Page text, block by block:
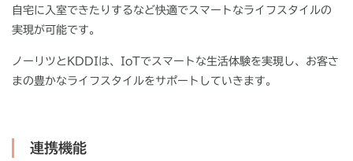
自宅に入室できたりするなど快適でスマートなライフスタイルの
実現が可能です。
ノーリツと KDDI は、 IoTでスマートな生活体験を実現し、お客さ
まの豊かなライフスタイルをサポートしていきます。
連携機能